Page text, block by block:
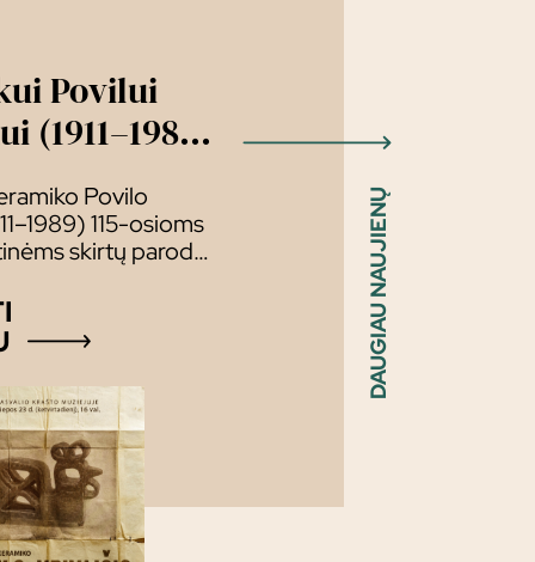
Povilui
(1911–1989)
Povilo
115-osioms
skirtų parodų
DAUGIAU NAUJIENŲ